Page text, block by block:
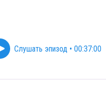
Слушать эпизод • 00:37:00